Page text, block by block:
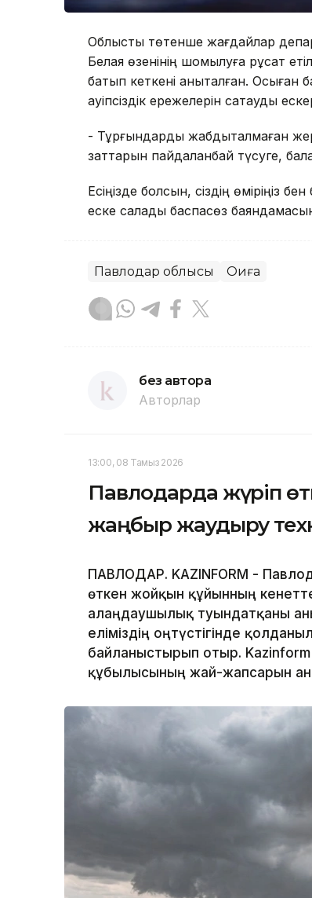
Облыстық төтенше жағдайлар
Белая өзенінің шомылуға рұқсат
батып кеткені анықталған. Осыған
қауіпсіздік ережелерін сақтауды
- Тұрғындарды жабдықталмаған
заттарын пайдаланбай түсуге,
Есіңізде болсын, сіздің өміріңіз
еске салады баспасөз
Павлодар облысы Оқиға
без автора
Авторлар
13:00, 08 Тамыз 2026
Павлодарда жүріп
жаңбыр жаудыру
ПАВЛОДАР. KAZINFORM -
өткен жойқын құйынның
алаңдаушылық туындатқаны
еліміздің оңтүстігінде
байланыстырып отыр. Kazinform
құбылысының жай-жапсарын